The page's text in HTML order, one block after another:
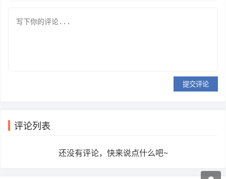
提交评论
评论列表
还没有评论，快来说点什么吧~